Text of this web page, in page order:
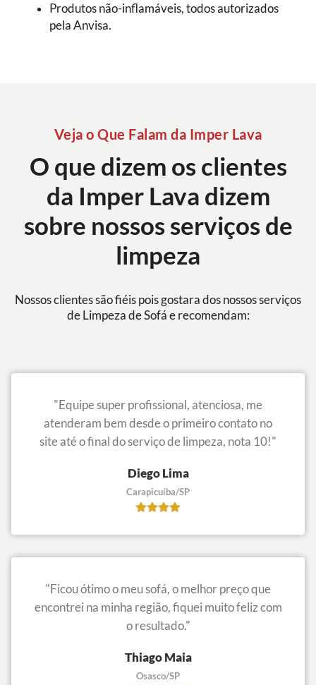
Produtos não-inflamáveis, todos autorizados
pela Anvisa.
Veja o Que Falam da Imper Lava
O que dizem os clientes
da Imper Lava dizem
sobre nossos serviços de
limpeza
Nossos clientes são fiéis pois gostara dos nossos serviços
de Limpeza de Sofá e recomendam:
"Equipe super profissional, atenciosa, me
atenderam bem desde o primeiro contato no
site até o final do serviço de limpeza, nota 10!"
Diego Lima
Carapicuíba/SP
"Ficou ótimo o meu sofá, o melhor preço que
encontrei na minha região, fiquei muito feliz com
o resultado."
Thiago Maia
Osasco/SP